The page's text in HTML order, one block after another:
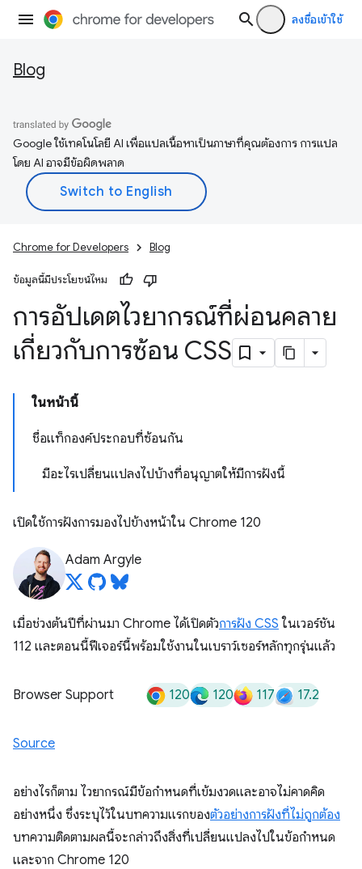
ลงชื่อเข้าใช้
Blog
Google ใช้เทคโนโลยี AI เพื่อแปลเนื้อหาเป็นภาษาที่คุณต้องการ การแปล
โดย AI อาจมีข้อผิดพลาด
Chrome for Developers Blog
ข้อมูลนี้มีประโยชน์ไหม
การอัปเดตไวยากรณ์ที่ผ่อนคลาย
เกี่ยวกับการซ้อน CSS
ในหน้านี้
ชื่อแท็กองค์ประกอบที่ซ้อนกัน
มีอะไรเปลี่ยนแปลงไปบ้างที่อนุญาตให้มีการฝังนี้
เปิดใช้การฝังการมองไปข้างหน้าใน Chrome 120
Adam Argyle
เมื่อช่วงต้นปีที่ผ่านมา Chrome ได้เปิดตัวการฝัง CSS ในเวอร์ชัน
112 และตอนนี้ฟีเจอร์นี้พร้อมใช้งานในเบราว์เซอร์หลักทุกรุ่นแล้ว
Browser Support 120 120 117 17.2
Source
อย่างไรก็ตาม ไวยากรณ์มีข้อกำหนดที่เข้มงวดและอาจไม่คาดคิด
อย่างหนึ่ง ซึ่งระบุไว้ในบทความแรกของตัวอย่างการฝังที่ไม่ถูกต้อง
บทความติดตามผลนี้จะกล่าวถึงสิ่งที่เปลี่ยนแปลงไปในข้อกำหนด
และจาก Chrome 120